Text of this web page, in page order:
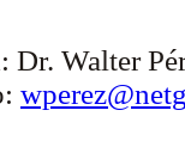
: Dr. Walter